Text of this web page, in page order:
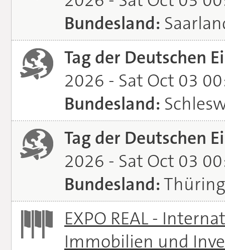
Bundesland:
Tag der Deutschen
2026 - Sat Oct 03
Bundesland:
Tag der Deutschen
2026 - Sat Oct 03
Bundesland:
EXPO REAL -
Immobilien und